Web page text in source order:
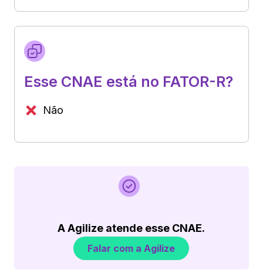
Esse CNAE está no FATOR-R?
Não
A Agilize atende esse CNAE.
Falar com a Agilize